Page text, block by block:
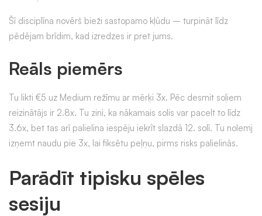
Šī disciplīna novērš bieži sastopamo kļūdu – turpināt līdz
pēdējam brīdim, kad izredzes ir pret jums.
Reāls piemērs
Tu likti €5 uz Medium režīmu ar mērķi 3x. Pēc desmit soļiem
reizinātājs ir 2.8x. Tu zini, ka nākamais solis var pacelt to līdz
3.6x, bet tas arī palielina iespēju iekrīt slazdā 12. solī. Tu nolemj
izņemt naudu pie 3x, lai fiksētu peļņu, pirms risks palielinās.
Parādīt tipisku spēles
sesiju